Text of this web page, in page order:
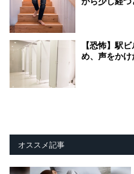
【恐怖】駅
め、声をか
オススメ記事